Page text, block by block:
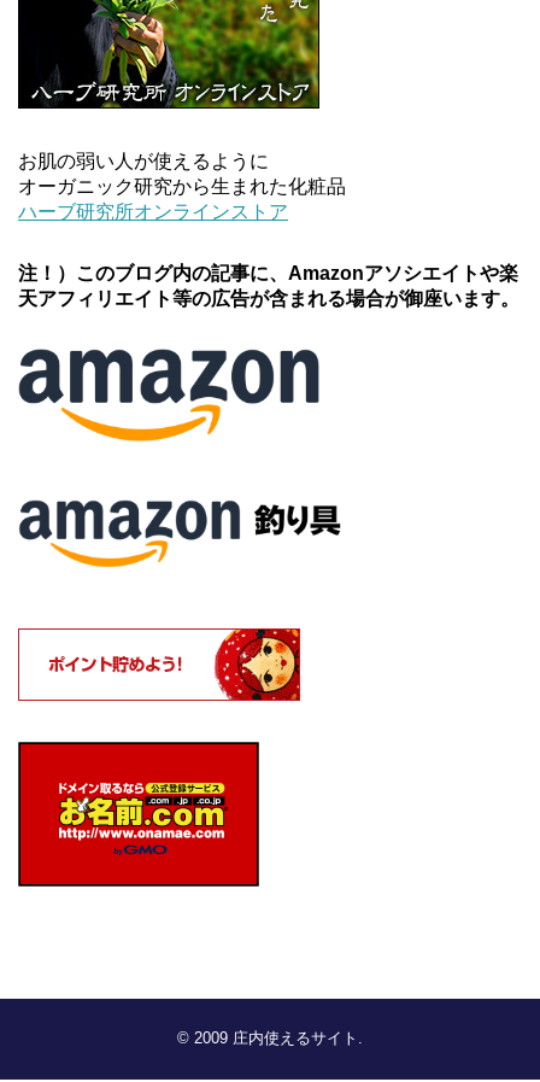
お肌の弱い人が使えるように
オーガニック研究から生まれた化粧品
ハーブ研究所オンラインストア
注！）このブログ内の記事に、Amazonアソシエイトや楽
天アフィリエイト等の広告が含まれる場合が御座います。
© 2009 庄内使えるサイト